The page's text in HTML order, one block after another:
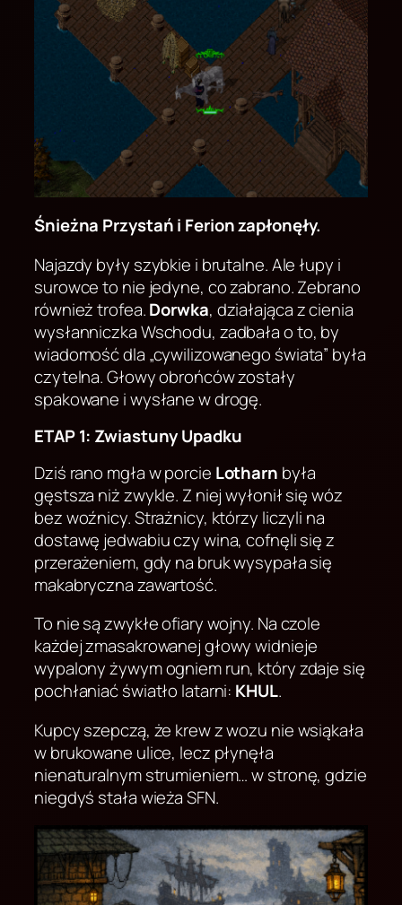
Śnieżna Przystań i Ferion zapłonęły.
Najazdy były szybkie i brutalne. Ale łupy i
surowce to nie jedyne, co zabrano. Zebrano
również trofea.Dorwka, działająca z cienia
wysłanniczka Wschodu, zadbała o to, by
wiadomość dla „cywilizowanego świata” była
czytelna. Głowy obrońców zostały
spakowane i wysłane w drogę.
ETAP 1: Zwiastuny Upadku
Dziś rano mgła w porcie Lotharn była
gęstsza niż zwykle. Z niej wyłonił się wóz
bez woźnicy. Strażnicy, którzy liczyli na
dostawę jedwabiu czy wina, cofnęli się z
przerażeniem, gdy na bruk wysypała się
makabryczna zawartość.
To nie są zwykłe ofiary wojny. Na czole
każdej zmasakrowanej głowy widnieje
wypalony żywym ogniem run, który zdaje się
pochłaniać światło latarni: KHUL.
Kupcy szepczą, że krew z wozu nie wsiąkała
w brukowane ulice, lecz płynęła
nienaturalnym strumieniem… w stronę, gdzie
niegdyś stała wieża SFN.